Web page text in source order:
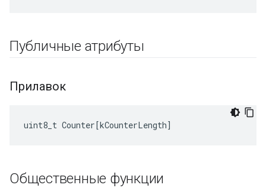
Публичные атрибуты
Прилавок
uint8_t Counter[kCounterLength]
Общественные функции